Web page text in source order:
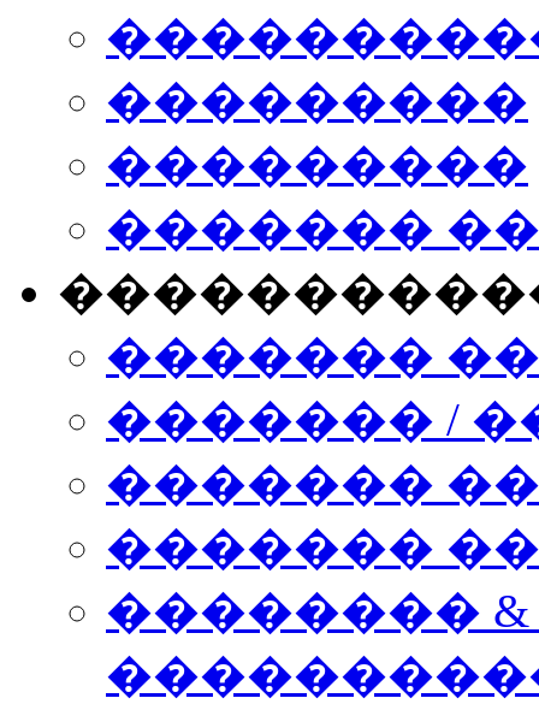
���������
���������
�������
�������
������� /
�������
������� ���
��������